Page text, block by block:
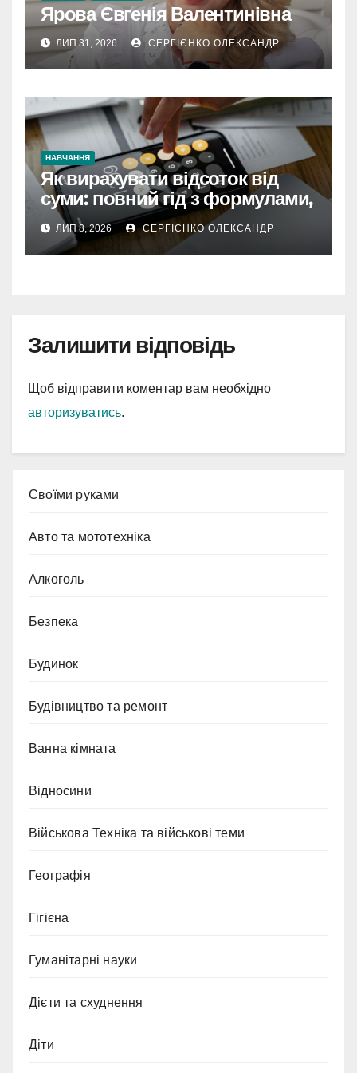
Ярова Євгенія Валентинівна
ЛИП 31, 2026 СЕРГІЄНКО ОЛЕКСАНДР
НАВЧАННЯ
Як вирахувати відсоток від
суми: повний гід з формулами,
прикладами та практичними
трюками
ЛИП 8, 2026 СЕРГІЄНКО ОЛЕКСАНДР
Залишити відповідь
Щоб відправити коментар вам необхідно
авторизуватись.
Cвоїми руками
Авто та мототехніка
Алкоголь
Безпека
Будинок
Будівництво та ремонт
Ванна кімната
Відносини
Військова Техніка та військові теми
Географія
Гігієна
Гуманітарні науки
Дієти та схуднення
Діти